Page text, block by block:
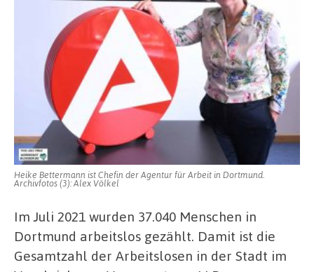
Heike Bettermann ist Chefin der Agentur für Arbeit in Dortmund.
Archivfotos (3): Alex Völkel
Im Juli 2021 wurden 37.040 Menschen in
Dortmund arbeitslos gezählt. Damit ist die
Gesamtzahl der Arbeitslosen in der Stadt im